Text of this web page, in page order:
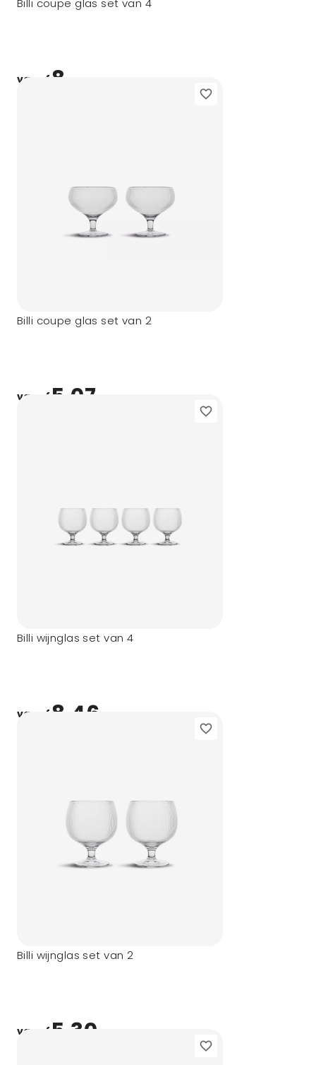
Billi coupe glas set van 4
vanaf 8,-
Billi coupe glas set van 2
vanaf 5,07
Billi wijnglas set van 4
vanaf 8,46
Billi wijnglas set van 2
vanaf 5,30